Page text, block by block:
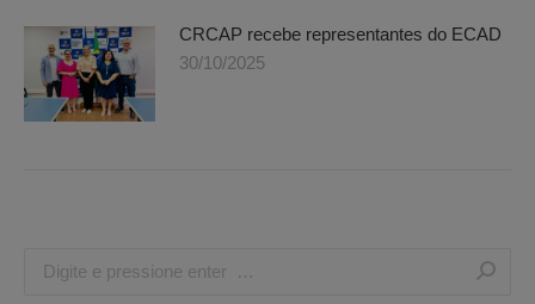
CRCAP recebe representantes do ECAD
30/10/2025
Search: